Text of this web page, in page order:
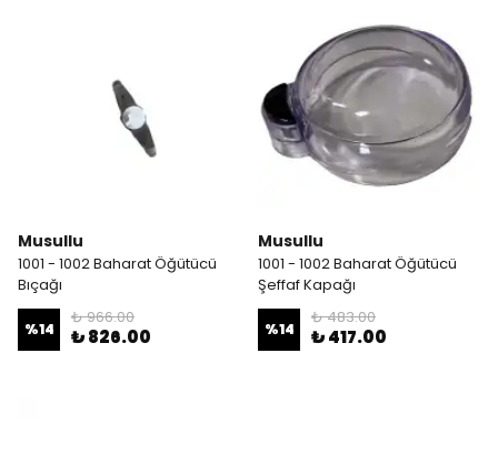
Musullu
1001 - 1002 Baharat Öğütücü
Bıçağı
%14
₺ 966.00
₺ 826.00
Musullu
1001 - 1002 Baharat Öğütücü
Şeffaf Kapağı
%14
₺ 483.00
₺ 417.00